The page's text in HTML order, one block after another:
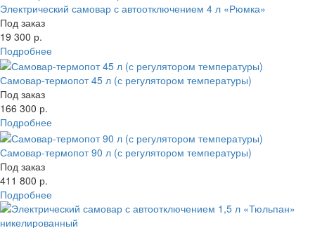
Электрический самовар с автоотключением 4 л «Рюмка»
Под заказ
19 300 р.
Подробнее
Самовар-термопот 45 л (с регулятором температуры)
Под заказ
166 300 р.
Подробнее
Самовар-термопот 90 л (с регулятором температуры)
Под заказ
411 800 р.
Подробнее